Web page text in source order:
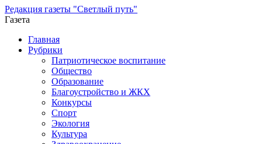
Редакция газеты "Светлый путь"
Газета
Промотать
содержимому
Главная
Рубрики
Патриотическое воспитание
Общество
Образование
Благоустройство и ЖКХ
Конкурсы
Спорт
Экология
Культура